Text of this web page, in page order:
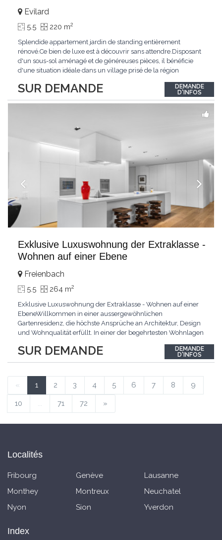
SUR DEMANDE
Evilard
5.5 220 m2
Splendide appartement jardin de standing entièrement
rénové.Ce bien de luxe est à découvrir sans attendre.Disposant
d'un sous-sol aménagé et de généreuses pièces, il bénéficie
d'une situation idéale dans un village prisé de la région
hors du commun tout au long de la journée.Points forts:4
grandes chambresUn vaste séjour...
DEMANDE
D'INFOS
Exklusive Luxuswohnung der Extraklasse -
Wohnen auf einer Ebene
SUR DEMANDE
Freienbach
5.5 264 m2
Exklusive Luxuswohnung der Extraklasse - Wohnen auf einer
EbeneWillkommen in einer aussergewöhnlichen
Gartenresidenz, die höchste Ansprüche an Architektur, Design
und Wohnqualität erfüllt. In einer der begehrtesten Wohnlagen
exklusives Zuhause mit über 230 m² Wohnfläche, das
Grosszügigkeit, Privatsphäre und zeitlose Eleganz auf
DEMANDE
D'INFOS
« 1 2 3 4 5 6 7 8 9
10 ... 71 72 »
Localités
Fribourg Genève
Lausanne
Monthey
Montreux
Neuchatel
Nyon
Sion Yverdon
Index